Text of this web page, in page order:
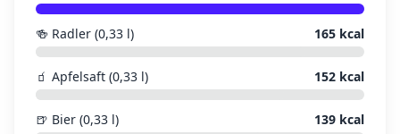
🍻 Radler (0,33 l) 165 kcal
🧃 Apfelsaft (0,33 l) 152 kcal
🍺 Bier (0,33 l) 139 kcal